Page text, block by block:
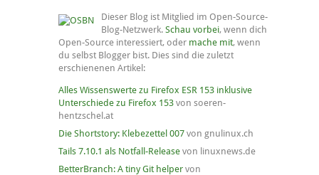
Dieser Blog ist Mitglied im Open-Source-
Blog-Netzwerk. Schau vorbei, wenn dich
Open-Source interessiert, oder mache mit, wenn
du selbst Blogger bist. Dies sind die zuletzt
erschienenen Artikel:
Alles Wissenswerte zu Firefox ESR 153 inklusive
Unterschiede zu Firefox 153von soeren-
hentzschel.at
Die Shortstory: Klebezettel 007von gnulinux.ch
Tails 7.10.1 als Notfall-Releasevon linuxnews.de
BetterBranch: A tiny Git helpervon